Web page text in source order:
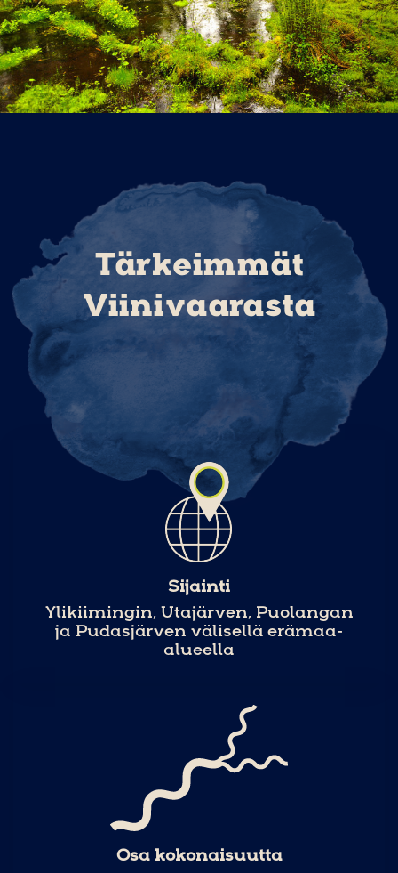
Tärkeimmät
Viinivaarasta
Sijainti
Ylikiimingin, Utajärven, Puolangan
ja Pudasjärven välisellä erämaa-
alueella
Osa kokonaisuutta